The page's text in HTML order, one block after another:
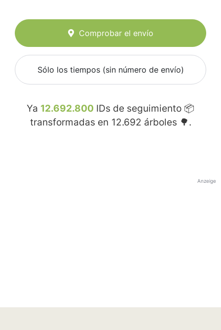
Comprobar el envío
Sólo los tiempos (sin número de envío)
Ya 12.692.800 IDs de seguimiento 📦
transformadas en 12.692 árboles 🌳.
Anzeige